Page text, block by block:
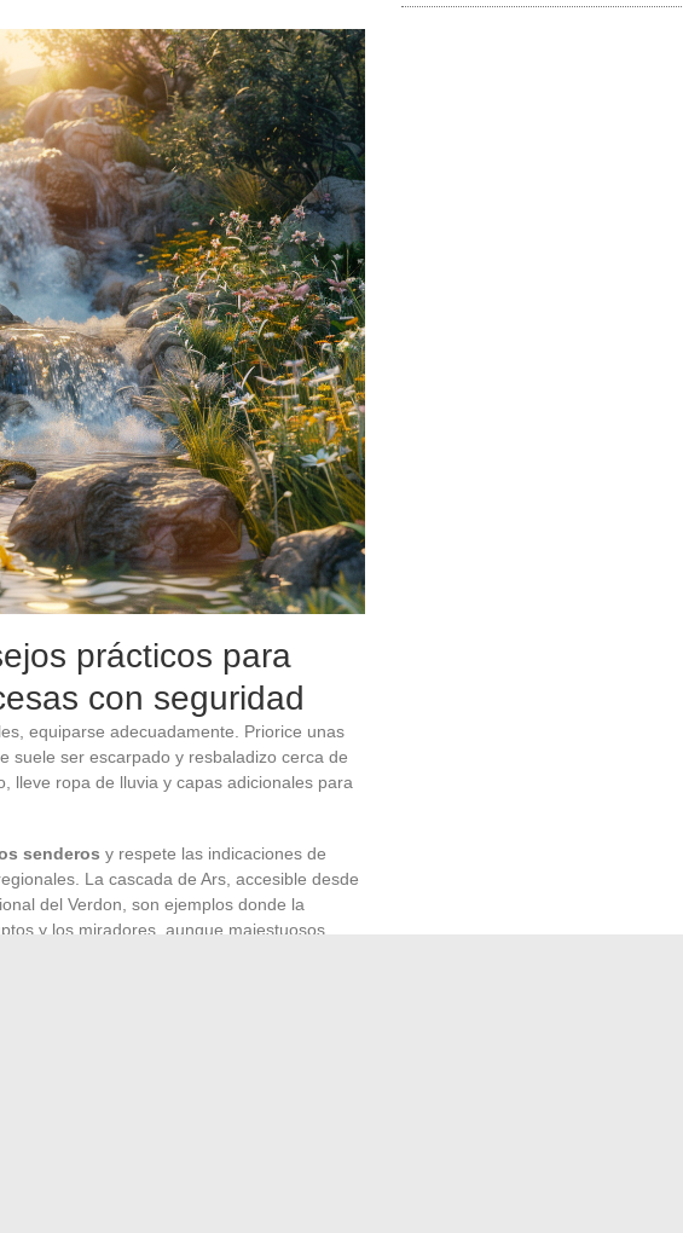
prácticos para
con seguridad
equiparse adecuadamente. Priorice unas
suele ser escarpado y resbaladizo cerca de
lleve ropa de lluvia y capas adicionales para
senderos y respete las indicaciones de
La cascada de Ars, accesible desde
del Verdon, son ejemplos donde la
y los miradores, aunque majestuosos,